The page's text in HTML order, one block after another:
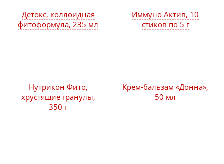
Детокс, коллоидная
фитоформула, 235 мл
Иммуно Актив, 10
стиков по 5 г
Крем-бальзам «Донна»,
50 мл
Нутрикон Фито,
хрустящие гранулы,
350 г